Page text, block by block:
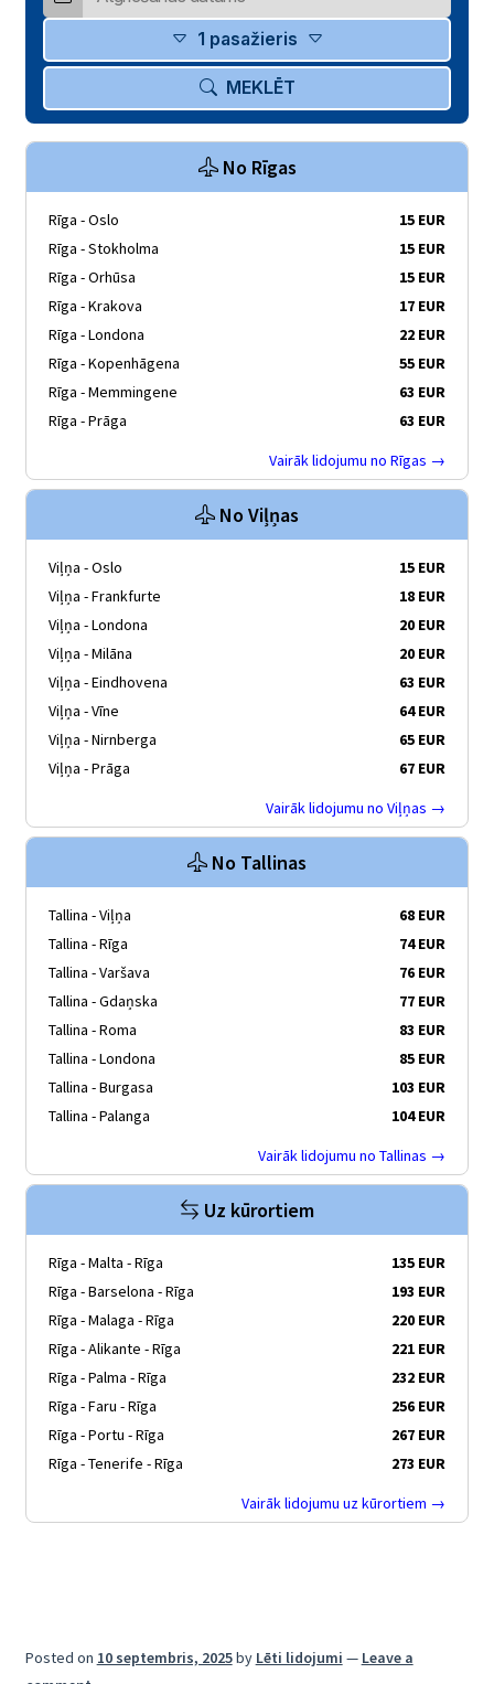
1 pasažieris
MEKLĒT
No Rīgas
Rīga - Oslo
15 EUR
Rīga - Stokholma
15 EUR
Rīga - Orhūsa
15 EUR
Rīga - Krakova
17 EUR
Rīga - Londona
22 EUR
Rīga - Kopenhāgena
55 EUR
Rīga - Memmingene
63 EUR
Rīga - Prāga
63 EUR
Vairāk lidojumu no Rīgas →
No Viļņas
Viļņa - Oslo
15 EUR
Viļņa - Frankfurte
18 EUR
Viļņa - Londona
20 EUR
Viļņa - Milāna
20 EUR
Viļņa - Eindhovena
63 EUR
Viļņa - Vīne
64 EUR
Viļņa - Nirnberga
65 EUR
Viļņa - Prāga
67 EUR
Vairāk lidojumu no Viļņas →
No Tallinas
Tallina - Viļņa
68 EUR
Tallina - Rīga
74 EUR
Tallina - Varšava
76 EUR
Tallina - Gdaņska
77 EUR
Tallina - Roma
83 EUR
Tallina - Londona
85 EUR
Tallina - Burgasa
103 EUR
Tallina - Palanga
104 EUR
Vairāk lidojumu no Tallinas →
Uz kūrortiem
Rīga - Malta - Rīga
135 EUR
Rīga - Barselona - Rīga
193 EUR
Rīga - Malaga - Rīga
220 EUR
Rīga - Alikante - Rīga
221 EUR
Rīga - Palma - Rīga
232 EUR
Rīga - Faru - Rīga
256 EUR
Rīga - Portu - Rīga
267 EUR
Rīga - Tenerife - Rīga
273 EUR
Vairāk lidojumu uz kūrortiem →
Posted on 10 septembris, 2025by Lēti lidojumi — Leave a